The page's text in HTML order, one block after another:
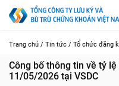
Trang chủ / Tin tức / Tổ chức đăng
Công bố thông tin về tỷ
11/05/2026 tại VSDC